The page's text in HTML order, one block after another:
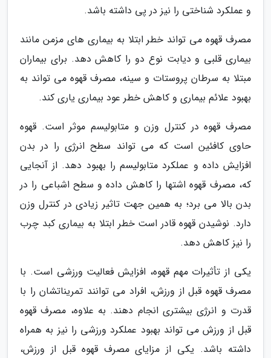
و عملکرد شناختی را نیز در پی داشته باشد.
مصرف قهوه می تواند خطر ابتلا به بیماری های مزمن مانند
بیماری قلبی و دیابت نوع دو را کاهش دهد. برای بیماران
مبتلا به سرطان پروستات و سینه، مصرف قهوه می تواند به
بهبود علائم بیماری و کاهش خطر عود بیماری یاری کند.
مصرف قهوه در کنترل وزن و متابولیسم موثر است. قهوه
حاوی کافئین است که می تواند سطح انرژی را در بدن
افزایش داده و عملکرد متابولیسم را بهبود دهد. از آنجایی
که، مصرف قهوه اشتها را کاهش داده و سطح اشباعی را در
بدن بالا می برد؛ به همین جهت تاثیر زیادی در کنترل وزن
دارد. نوشیدن قهوه قادر است خطر ابتلا به بیماری کبد چرب
را نیز کاهش دهد.
یکی از تأثیرات مهم قهوه، افزایش فعالیت ورزشی است. با
مصرف قهوه قبل از ورزش، افراد می توانند تمریناتشان را با
قدرت و انرژی بیشتری انجام دهند. به علاوه، مصرف قهوه
قبل از ورزش می تواند بهبود عملکرد ورزشی را نیز به همراه
داشته باشد. یکی از مزایای مصرف قهوه قبل از ورزش،